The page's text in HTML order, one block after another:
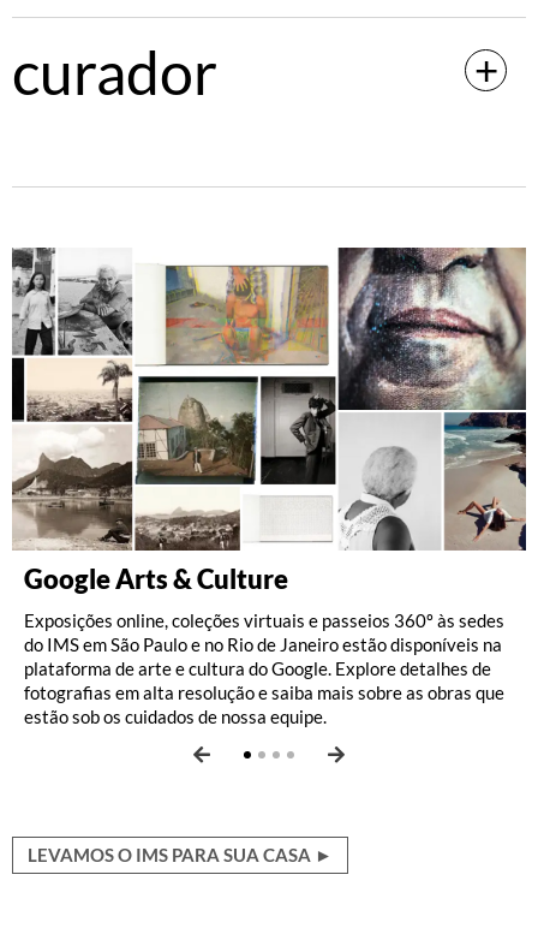
curador
Google Arts & Culture
Exposições online, coleções virtuais e passeios 360º às sedes
do IMS em São Paulo e no Rio de Janeiro estão disponíveis na
plataforma de arte e cultura do Google. Explore detalhes de
fotografias em alta resolução e saiba mais sobre as obras que
estão sob os cuidados de nossa equipe.
Pérolas do acervo
O IMS guarda um material riquíssimo de fotografia, literatura,
música e iconografia. Para conhecer mais sobre a vida e a obra
de mais de cem destaques do acervo do instituto, explore
nossa seçãoDestaques de A a Z.
IMS no YouTube
O canal de YouTube do Instituto Moreira Salles reúne um
grande acervo audiovisual com material sobre exposições
realizadas em nossos centros culturais e apresentações de
música, além de conversas e debates com artistas e
intelectuais sobre fotografia, literatura e outros temas.
IMS no Spotify
O canal do Instituto Moreira Salles no Spotify reúne playlists
inspiradas em exposições, seleções de músicas do nosso
acervo e podcasts.
LEVAMOS O IMS PARA SUA CASA ►